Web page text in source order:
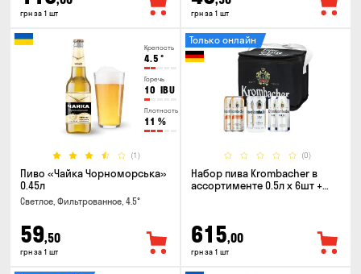
грн за 1 шт грн за 1 шт
Крепость
4.5 °
Горечь
10 IBU
Плотность
11 %
(1)
Пиво «Чайка Чорноморська»
0.45л
Светлое, Фильтрованное, 4.5°
59,50
грн за 1 шт
(0)
Только онлайн
Набор пива Krombacher в
ассортименте 0.5л х 6шт +
615,00
грн за 1 шт